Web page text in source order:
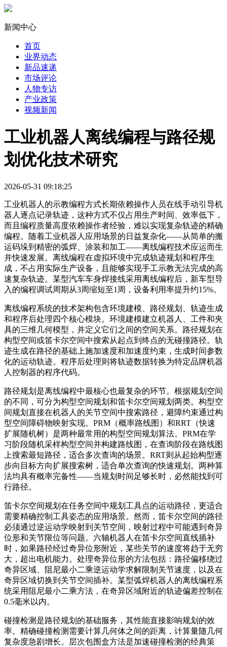
新闻中心
首页
业界动态
新品速递
市场评论
人物专访
产业政策
视频新闻
工业机器人离线编程与路径规
划优化技术研究
2026-05-31 09:18:25
工业机器人的示教编程方式长期依赖操作人员在线手动引导机
器人逐点记录轨迹，这种方式不仅占用生产时间、效率低下，
而且编程质量高度依赖操作者经验，难以实现复杂轨迹的精确
编程。随着工业机器人应用场景的日益复杂化——从简单的搬
运码垛到精密的弧焊、涂装和加工——离线编程技术应运而生
并快速发展。离线编程在虚拟环境中完成轨迹规划和程序生
成，不占用实际生产设备，且能够实现手工示教无法完成的高
速复杂轨迹。某型汽车车身焊接线采用离线编程后，新车型导
入的编程调试周期从3周缩短至1周，设备利用率提升约15%。
离线编程系统的技术架构包含环境建模、路径规划、轨迹生成
和程序后处理四个核心模块。环境建模建立机器人、工件和夹
具的三维几何模型，并定义它们之间的空间关系。路径规划在
构型空间或笛卡尔空间中搜索从起点到终点的无碰撞路径。轨
迹生成在路径的基础上施加速度和加速度约束，生成时间参数
化的运动轨迹。程序后处理则将轨迹数据转换为特定品牌机器
人控制器的程序代码。
路径规划是离线编程中最核心也最复杂的环节。根据规划空间
的不同，可分为构型空间规划和笛卡尔空间规划两类。构型空
间规划直接在机器人的关节空间中搜索路径，避障约束通过构
型空间障碍物映射实现。PRM（概率路线图）和RRT（快速
扩展随机树）是两种最常用的构型空间规划算法。PRM在学
习阶段随机采样构型空间并构建路线图，在查询阶段在路线图
上搜索最短路径，适合多次查询的场景。RRT则从起始构型逐
步向目标方向扩展搜索树，适合单次查询的快速规划。两种算
法均具有概率完备性——当规划时间足够长时，必然能找到可
行路径。
笛卡尔空间规划在任务空间中规划工具点的运动路径，更适合
需要精确控制工具姿态的应用场景。然而，笛卡尔空间的路径
必须通过逆运动学映射到关节空间，映射过程中可能遇到奇异
位形和关节限位等问题。六轴机器人在笛卡尔空间直线插补
时，如果路径经过奇异位形附近，某些关节的速度将趋于无穷
大，超出电机能力。处理奇异位形的方法包括：路径偏移绕过
奇异区域、阻尼最小二乘逆运动学求解限制关节速度，以及在
奇异区域切换到关节空间插补。某型弧焊机器人的离线编程系
统采用阻尼最小二乘方法，在奇异区域附近的轨迹偏差控制在
0.5毫米以内。
碰撞检测是路径规划的基础服务，其性能直接影响规划的效
率。精确碰撞检测需要计算几何体之间的距离，计算量随几何
复杂度急剧增长。层次包围盒方法是加速碰撞检测的经典策